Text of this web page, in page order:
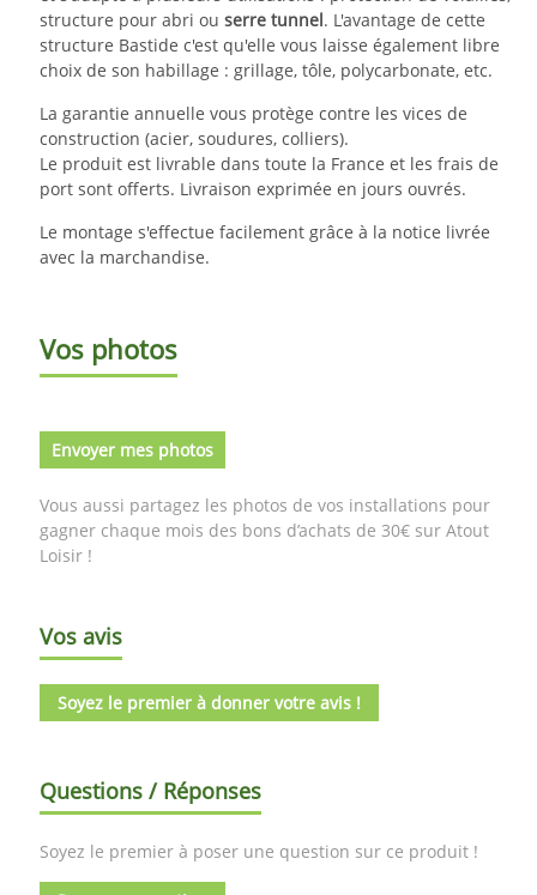
structure pour abri ou serre tunnel. L'avantage de cette
structure Bastide c'est qu'elle vous laisse également libre
choix de son habillage : grillage, tôle, polycarbonate, etc.
La garantie annuelle vous protège contre les vices de
construction (acier, soudures, colliers).
Le produit est livrable dans toute la France et les frais de
port sont offerts. Livraison exprimée en jours ouvrés.
Le montage s'effectue facilement grâce à la notice livrée
avec la marchandise.
Vos photos
Envoyer mes photos
Vous aussi partagez les photos de vos installations pour
gagner chaque mois des bons d’achats de 30€ sur Atout
Loisir !
Vos avis
Soyez le premier à donner votre avis !
Questions / Réponses
Soyez le premier à poser une question sur ce produit !